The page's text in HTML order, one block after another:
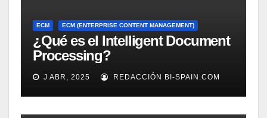
ECM ECM (ENTERPRISE CONTENT MANAGEMENT)
¿Qué es el Intelligent Document
Processing?
J ABR, 2025 REDACCIÓN BI-SPAIN.COM